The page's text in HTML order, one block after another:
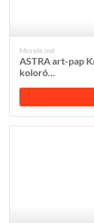
Morele.net
ASTRA art-pap
koloró...